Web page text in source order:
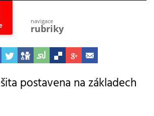
navigace
rubriky
astro
vesmír
projekty
postavena na základech